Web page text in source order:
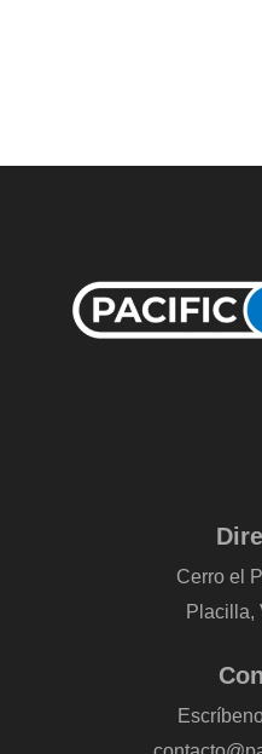
Cerro el
Placilla,